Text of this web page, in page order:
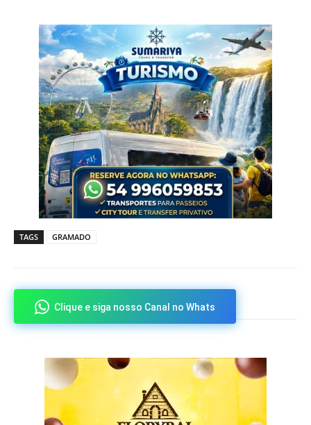
TAGS GRAMADO
Clique e siga nosso Canal no Whats